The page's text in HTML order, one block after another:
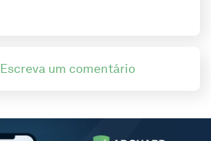
Escreva um comentário